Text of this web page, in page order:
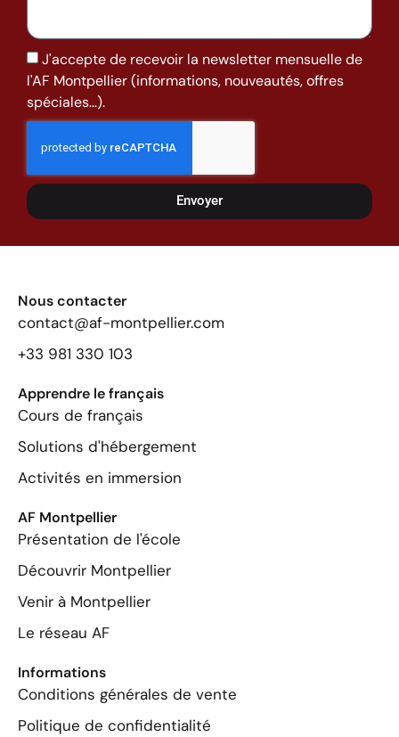
J'accepte de recevoir la newsletter mensuelle de
l'AF Montpellier (informations, nouveautés, offres
spéciales...).
Envoyer
Nous contacter
contact@af-montpellier.com
+33 981 330 103
Apprendre le français
Cours de français
Solutions d'hébergement
Activités en immersion
AF Montpellier
Présentation de l'école
Découvrir Montpellier
Venir à Montpellier
Le réseau AF
Informations
Conditions générales de vente
Politique de confidentialité